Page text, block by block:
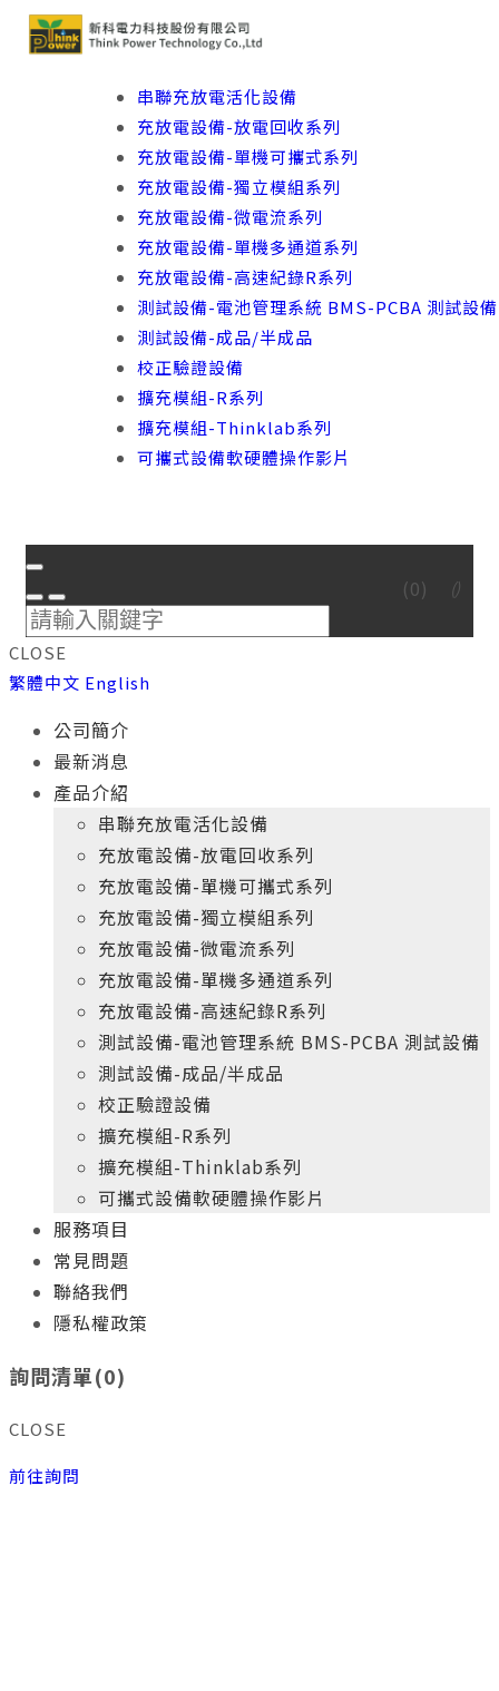
串聯充放電活化設備
充放電設備-放電回收系列
充放電設備-單機可攜式系列
充放電設備-獨立模組系列
充放電設備-微電流系列
充放電設備-單機多通道系列
充放電設備-高速紀錄R系列
測試設備-電池管理系統 BMS-PCBA 測試設備
測試設備-成品/半成品
校正驗證設備
擴充模組-R系列
擴充模組-Thinklab系列
可攜式設備軟硬體操作影片
(0)
CLOSE
繁體中文 English
公司簡介
最新消息
產品介紹
串聯充放電活化設備
充放電設備-放電回收系列
充放電設備-單機可攜式系列
充放電設備-獨立模組系列
充放電設備-微電流系列
充放電設備-單機多通道系列
充放電設備-高速紀錄R系列
測試設備-電池管理系統 BMS-PCBA 測試設備
測試設備-成品/半成品
校正驗證設備
擴充模組-R系列
擴充模組-Thinklab系列
可攜式設備軟硬體操作影片
服務項目
常見問題
聯絡我們
隱私權政策
詢問清單(0)
CLOSE
前往詢問